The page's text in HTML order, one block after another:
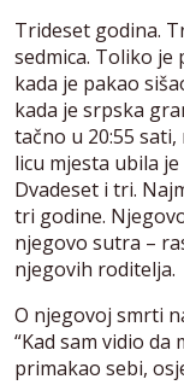
Trideset godina.
sedmica. Toliko je
kada je pakao
kada je srpska
tačno u 20:55
licu mjesta ubila
Dvadeset i tri.
tri godine.
njegovo sutra –
njegovih roditelja.
O njegovoj smrti
“Kad sam vidio da
primakao sebi,